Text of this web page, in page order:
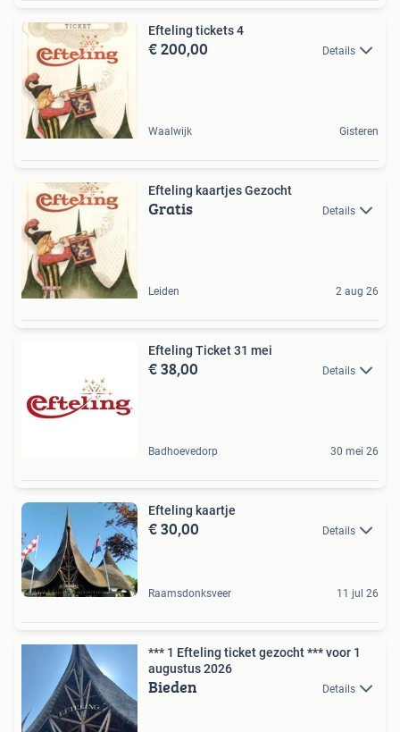
Efteling tickets 4
€ 200,00 Details
Waalwijk Gisteren
Efteling kaartjes Gezocht
Gratis Details
Leiden 2 aug 26
Efteling Ticket 31 mei
€ 38,00 Details
Badhoevedorp 30 mei 26
Efteling kaartje
€ 30,00 Details
Raamsdonksveer 11 jul 26
*** 1 Efteling ticket gezocht *** voor 1
augustus 2026
Bieden Details